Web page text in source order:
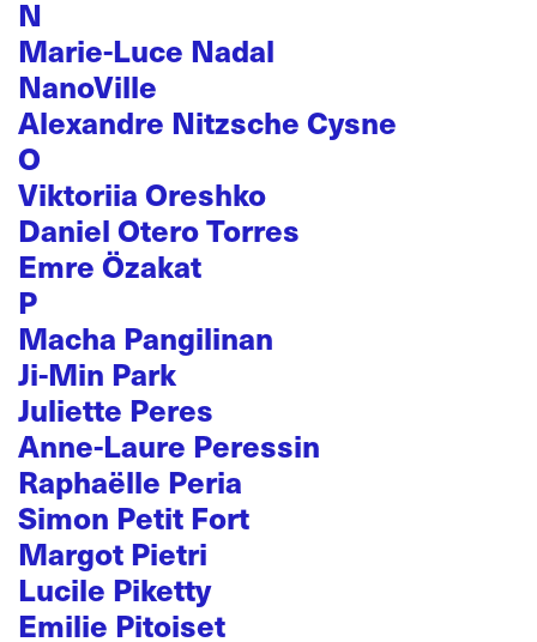
N
Marie-Luce Nadal
NanoVille
Alexandre Nitzsche Cysne
O
Viktoriia Oreshko
Daniel Otero Torres
Emre Özakat
P
Macha Pangilinan
Ji-Min Park
Juliette Peres
Anne-Laure Peressin
Raphaëlle Peria
Simon Petit Fort
Margot Pietri
Lucile Piketty
Emilie Pitoiset